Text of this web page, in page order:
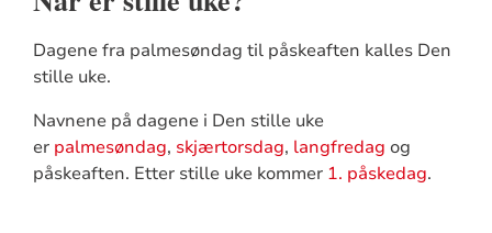
Dagene fra palmesøndag til påskeaften kalles Den
stille uke.
Navnene på dagene i Den stille uke
er palmesøndag, skjærtorsdag, langfredag og
påskeaften. Etter stille uke kommer 1. påskedag.